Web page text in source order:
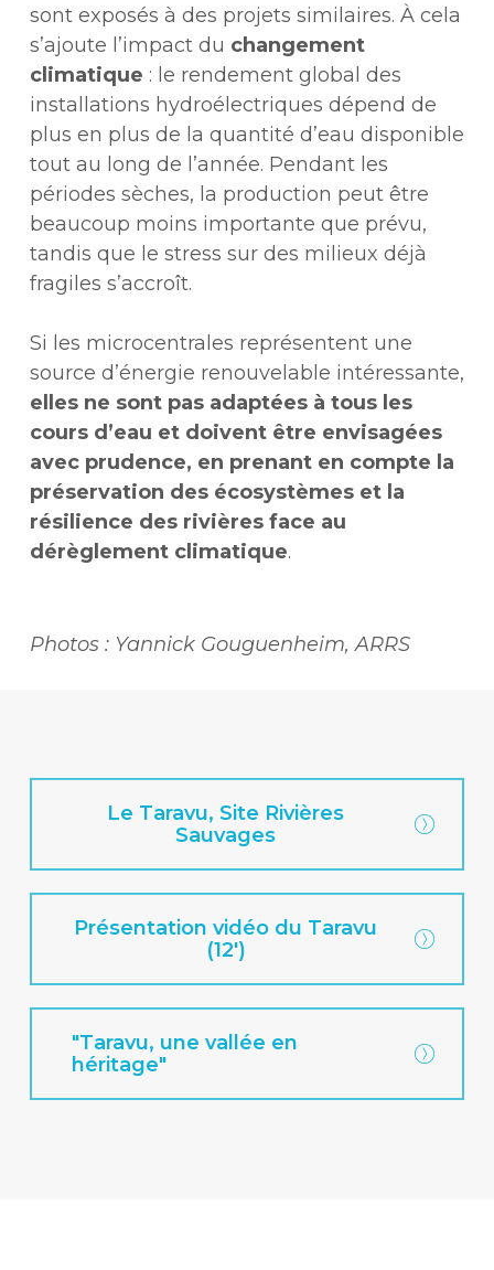
sont exposés à des projets similaires. À cela
s’ajoute l’impact du changement
climatique : le rendement global des
installations hydroélectriques dépend de
plus en plus de la quantité d’eau disponible
tout au long de l’année. Pendant les
périodes sèches, la production peut être
beaucoup moins importante que prévu,
tandis que le stress sur des milieux déjà
fragiles s’accroît.
Si les microcentrales représentent une
source d’énergie renouvelable intéressante,
elles ne sont pas adaptées à tous les
cours d’eau et doivent être envisagées
avec prudence, en prenant en compte la
préservation des écosystèmes et la
résilience des rivières face au
dérèglement climatique.
Photos : Yannick Gouguenheim, ARRS
Le Taravu, Site Rivières
Sauvages
Présentation vidéo du Taravu
(12')
"Taravu, une vallée en
héritage"